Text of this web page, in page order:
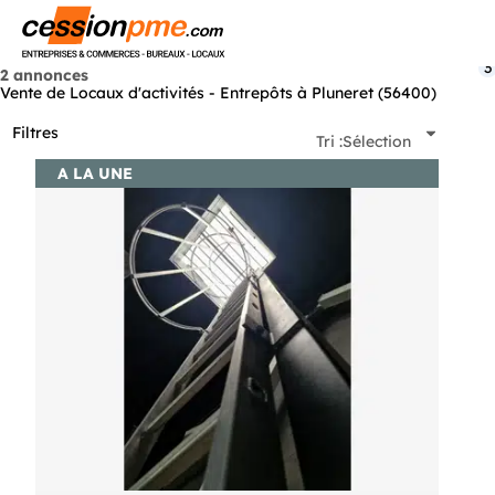
2 annonces
Vente de Locaux d'activités - Entrepôts à Pluneret (56400)
Filtres
3
Tri :Sélection
A LA UNE